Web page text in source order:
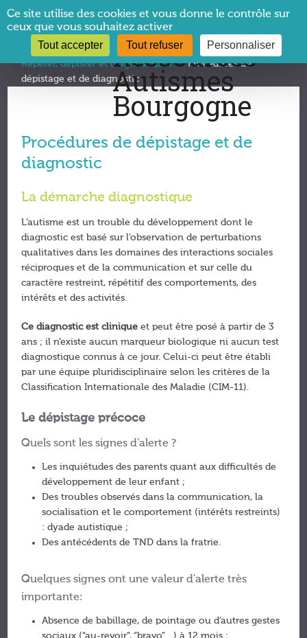
Vous êtes ici :CRA Bourgogne→Autisme et TSA→
Repérer, dépister et diagnostiquer→Procédures de
dépistage et de diagnostic
Procédures de dépistage et de
diagnostic
La démarche diagnostique
L’autisme est un trouble du développement dont le
diagnostic est basé sur l’observation de perturbations
qualitatives dans les domaines des interactions sociales
réciproques et de la communication et sur celle du
caractère restreint, répétitif des comportements, des
intérêts et des activités.
Ce diagnostic est clinique et peut être posé à partir de 3
ans ; il n’existe aucun marqueur biologique ni aucun test
diagnostique connus à ce jour. Celui-ci peut être établi
par une équipe pluridisciplinaire selon les critères de la
Classification Internationale des Maladie (CIM-11).
Le dépistage précoce
Quels sont les signes d’alerte ?
Les inquiétudes des parents quant aux difficultés de
développement de leur enfant ;
Des troubles observés dans la communication, la
socialisation et le comportement (intérêts restreints)
: dyade autistique ;
Des antécédents de TND dans la fratrie.
Quelques signes ont une valeur d’alerte très
importante:
Absence de babillage, de pointage ou d’autres gestes
sociaux (“au-revoir”, “bravo”…) à 12 mois ;
Panneau de gestion des cookies
Ce site utilise des cookies et vous donne le contrôle sur
ceux que vous souhaitez activer
Tout accepter Tout refuser Personnaliser